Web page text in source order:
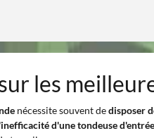
les
nécessite souvent dedisposer
d'une tondeuse